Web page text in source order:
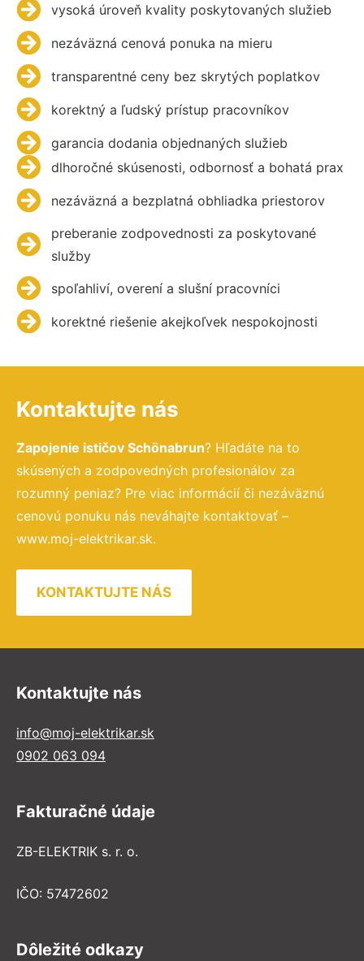
vysoká úroveň kvality poskytovaných služieb
nezáväzná cenová ponuka na mieru
transparentné ceny bez skrytých poplatkov
korektný a ľudský prístup pracovníkov
garancia dodania objednaných služieb
dlhoročné skúsenosti, odbornosť a bohatá prax
nezáväzná a bezplatná obhliadka priestorov
preberanie zodpovednosti za poskytované
služby
spoľahliví, overení a slušní pracovníci
korektné riešenie akejkoľvek nespokojnosti
Kontaktujte nás
Zapojenie ističov Schönabrun? Hľadáte na to
skúsených a zodpovedných profesionálov za
rozumný peniaz? Pre viac informácií či nezáväznú
cenovú ponuku nás neváhajte kontaktovať –
www.moj-elektrikar.sk.
KONTAKTUJTE NÁS
Kontaktujte nás
info@moj-elektrikar.sk
0902 063 094
Fakturačné údaje
ZB-ELEKTRIK s. r. o.
IČO: 57472602
Dôležité odkazy